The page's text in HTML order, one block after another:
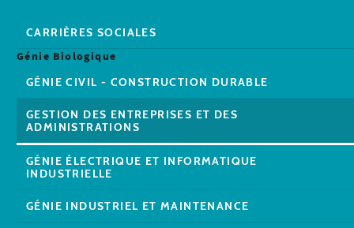
CARRIÈRES SOCIALES
Génie Biologique
GÉNIE CIVIL - CONSTRUCTION DURABLE
GESTION DES ENTREPRISES ET DES
ADMINISTRATIONS
GÉNIE ÉLECTRIQUE ET INFORMATIQUE
INDUSTRIELLE
GÉNIE INDUSTRIEL ET MAINTENANCE